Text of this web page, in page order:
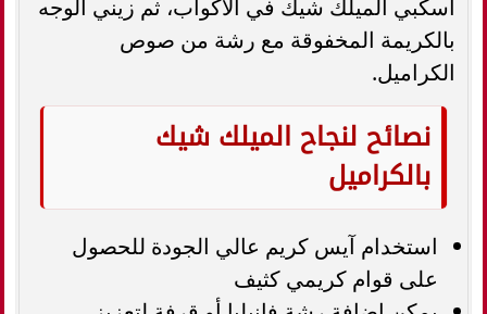
اسكبي الميلك شيك في الأكواب، ثم زيني الوجه
بالكريمة المخفوقة مع رشة من صوص
الكراميل.
نصائح لنجاح الميلك شيك
بالكراميل
استخدام آيس كريم عالي الجودة للحصول
على قوام كريمي كثيف